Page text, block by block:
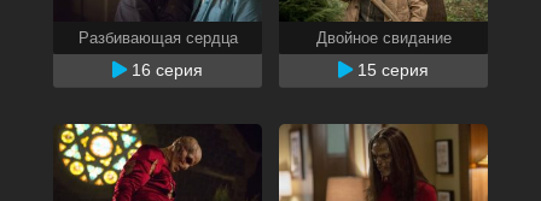
Разбивающая сердца
16 серия
Двойное свидание
15 серия